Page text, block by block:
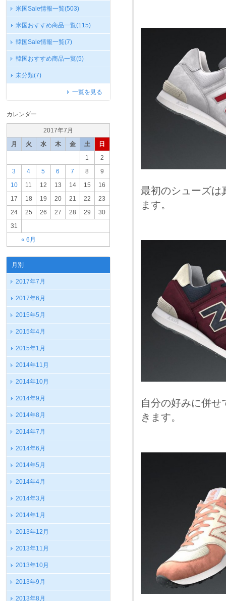
米国Sale情報一覧(503)
米国おすすめ商品一覧(115)
韓国Sale情報一覧(7)
韓国おすすめ商品一覧(5)
未分類(7)
一覧を見る
カレンダー
2017年7月
月
火 水 木 金 土 日
« 6月
1
2
3
4 5 6 7 8
9
10
11 12 13 14 15
16
17
18 19 20 21 22
23
24
25 26 27 28 29
30
31
月別
2017年7月
2017年6月
2015年5月
2015年4月
2015年1月
2014年11月
2014年10月
2014年9月
2014年8月
2014年7月
2014年6月
2014年5月
2014年4月
2014年3月
2014年1月
2013年12月
2013年11月
2013年10月
2013年9月
2013年8月
最初のシューズは
ます。
自分の好みに併せ
きます。